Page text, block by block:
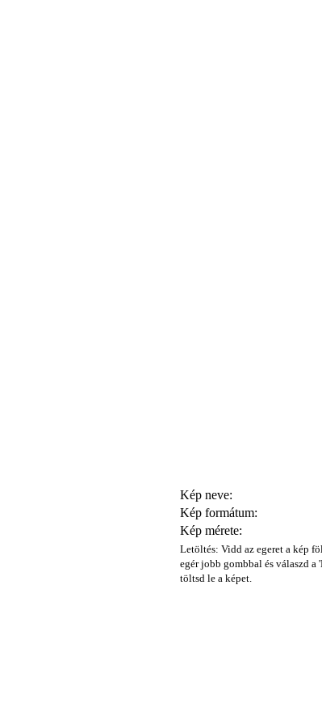
Kép neve:
Kép formátum:
Kép mérete:
Letöltés: Vidd az egeret a kép
egér jobb gombbal és válaszd a
töltsd le a képet.